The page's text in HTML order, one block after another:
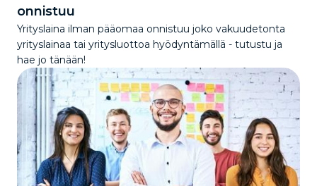
onnistuu
Yrityslaina ilman pääomaa onnistuu joko vakuudetonta
yrityslainaa tai yritysluottoa hyödyntämällä - tutustu ja
hae jo tänään!